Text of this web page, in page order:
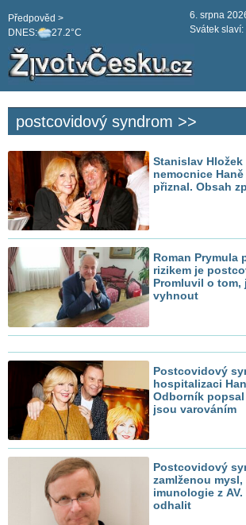
DNES: 27.2°C
Předpověd >
6. srpna
Svátek slaví:
postcovidový syndrom >>
Stanislav Hložek
nemocnice
přiznal. Obsah
Roman Prymula
rizikem je
Promluvil o tom,
vyhnout
Postcovidový
hospitalizaci
Odborník
jsou varováním
Postcovidový
zamlženou
imunologie z
odhalit